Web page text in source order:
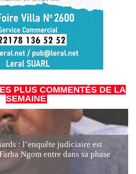
PLUS COMMENTÉS DE LA
SEMAINE
: l’enquête judiciaire est
Ngom entre dans sa phase